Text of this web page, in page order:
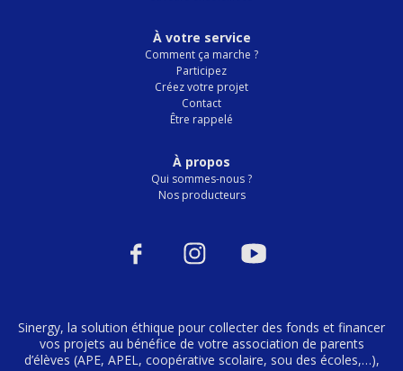
À votre service
Comment ça marche ?
Participez
Créez votre projet
Contact
Être rappelé
À propos
Qui sommes-nous ?
Nos producteurs
Sinergy, la solution éthique pour collecter des fonds et financer
vos projets au bénéfice de votre association de parents
d’élèves (APE, APEL, coopérative scolaire, sou des écoles,…),